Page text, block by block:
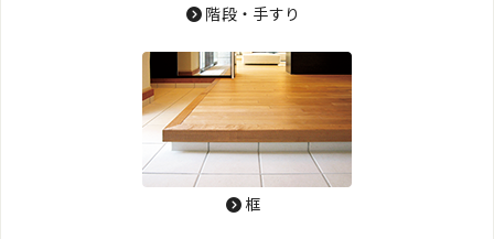
階段・手すり
框